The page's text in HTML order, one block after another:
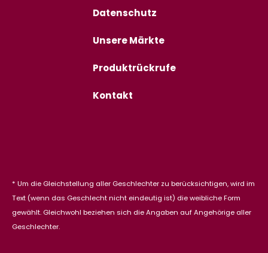
Datenschutz
Unsere Märkte
Produktrückrufe
Kontakt
* Um die Gleichstellung aller Geschlechter zu berücksichtigen, wird im
Text (wenn das Geschlecht nicht eindeutig ist) die weibliche Form
gewählt. Gleichwohl beziehen sich die Angaben auf Angehörige aller
Geschlechter.